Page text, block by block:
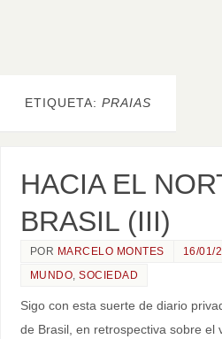
ETIQUETA: PRAIAS
HACIA EL
BRASIL (III)
POR MARCELO MONTES
16/01/
MUNDO,SOCIEDAD
Sigo con esta suerte de diario
de Brasil, en retrospectiva sobre el